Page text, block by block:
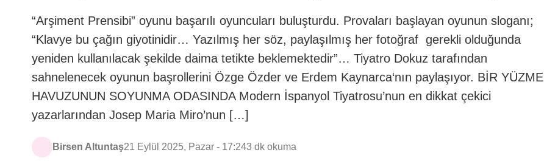
“Arşiment Prensibi” oyunu başarılı oyuncuları buluşturdu. Provaları başlayan oyunun sloganı;
“Klavye bu çağın giyotinidir… Yazılmış her söz, paylaşılmış her fotoğraf gerekli olduğunda
yeniden kullanılacak şekilde daima tetikte beklemektedir”… Tiyatro Dokuz tarafından
sahnelenecek oyunun başrollerini Özge Özder ve Erdem Kaynarca‘nın paylaşıyor. BİR YÜZME
HAVUZUNUN SOYUNMA ODASINDA Modern İspanyol Tiyatrosu’nun en dikkat çekici
yazarlarından Josep Maria Miro’nun […]
Birsen Altuntaş21 Eylül 2025, Pazar - 17:243 dk okuma